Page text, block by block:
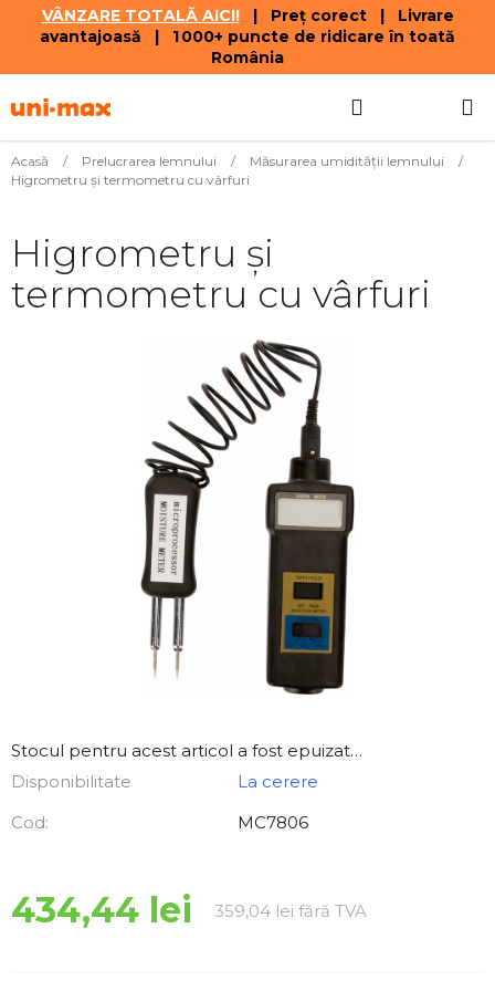
VÂNZARE TOTALĂ AICI!| Preț corect | Livrare
avantajoasă | 1 000+ puncte de ridicare în toată
România
la
DE
Acasă / Prelucrarea lemnului / Măsurarea umidității lemnului
/
Higrometru și termometru cu vârfuri
Stocul pentru acest articol a fost epuizat…
Disponibilitate
La cerere
Cod:
MC7806
434,44 lei 359,04 lei fără TVA
Higrometru și
termometru cu vârfuri